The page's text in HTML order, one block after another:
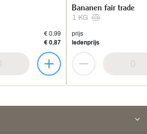
€ 0,99
€ 0,87
1 KG
Bananen fair trade
prijs
ledenprijs